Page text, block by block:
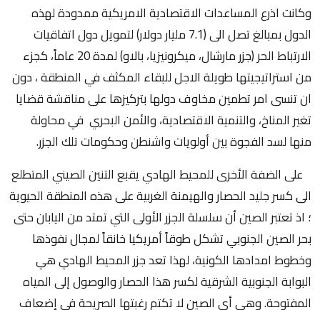
وكانت اذرع المساعدات الاقتصادية الامريكية ممدودة لهذه
الدول بمبالغ تصل الى (7.1 مليار دولار) لتمويل دول اتفاقيات
الارتباط الحر (جزر مارشال، ميكرونيزيا، بالاو) لمدة 20 عاماً، كجزء
من استراتيجيتها طويلة الاجل للبقاء المكثف في المنطقة ، دون
ان تنسى امر تطمين مخاوف دولها بتركيزها على مناقشة قضايا
تغير المناخ، والتنمية الاقتصادية، والأمن البحري في محاولة
منها لسد الفجوة بين أولويات واشنطن وحكومات تلك الجزر.
على الضفة الأخرى للمحيط الهادي يقبع التنين الصيني المتطلع
الى كسر جليد الحصار والهيمنة الغربية على هذه المنطقة الحيوية
؛ اذ تعتبر الصين أن سلسلة الجزر الأولى التي تمتد من اليابان حتى
بحر الصين الجنوبي تشكل طوقاً أمريكيا خانقاً لمجال نفوذها
وخطوط امدادها الكونية، لهذا تعد جزر المحيط الهادي هي
البوابة الجنوبية الشرقية لكسر هذا الحصار والوصول إلى المياه
المفتوحة. وهي أي الصين لا تكتم رغبتها الصريحة في إضعاف